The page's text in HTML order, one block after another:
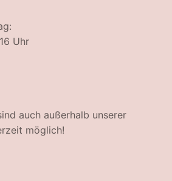
Uhr
auch außerhalb unserer
möglich!